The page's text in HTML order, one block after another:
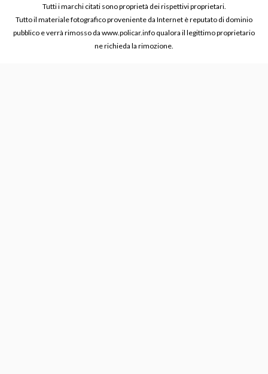
Tutti i marchi citati sono proprietà dei rispettivi proprietari.
Tutto il materiale fotografico proveniente da Internet è reputato di dominio
pubblico e verrà rimosso da www.policar.info qualora il legittimo proprietario
ne richieda la rimozione.